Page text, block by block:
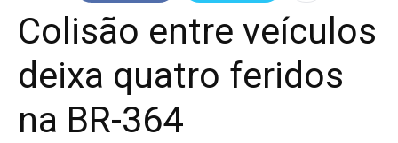
Colisão entre veículos
deixa quatro feridos
na BR-364